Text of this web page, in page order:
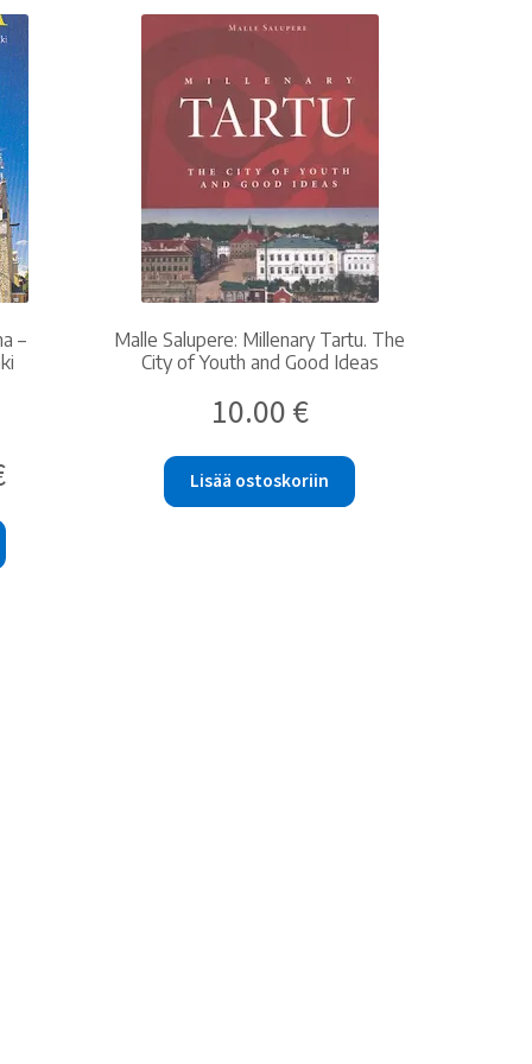
–
hinta
Malle Salupere: Millenary Tartu. The
City of Youth and Good Ideas
10.00 €
Lisää ostoskoriin